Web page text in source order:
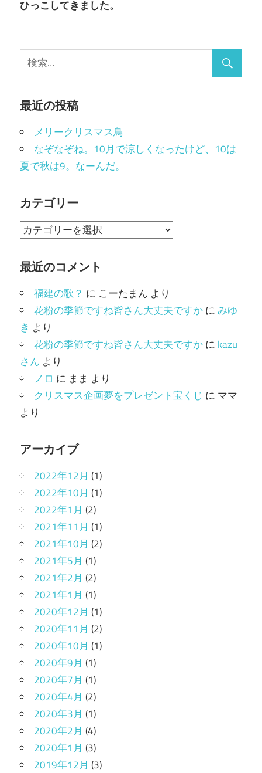
ひっこしてきました。
最近の投稿
メリークリスマス鳥
なぞなぞね。10月で涼しくなったけど、10は
夏で秋は9。なーんだ。
カテゴリー
カ
ゴ
ー
最近のコメント
福建の歌？ に こーたまん より
花粉の季節ですね皆さん大丈夫ですかにみゆ
き より
花粉の季節ですね皆さん大丈夫ですかに kazu
さん より
ノロ に まま より
クリスマス企画夢をプレゼント宝くじ に ママ
より
アーカイブ
2022年12月 (1)
2022年10月 (1)
2022年1月 (2)
2021年11月 (1)
2021年10月 (2)
2021年5月 (1)
2021年2月 (2)
2021年1月 (1)
2020年12月 (1)
2020年11月 (2)
2020年10月 (1)
2020年9月 (1)
2020年7月 (1)
2020年4月 (2)
2020年3月 (1)
2020年2月 (4)
2020年1月 (3)
2019年12月 (3)